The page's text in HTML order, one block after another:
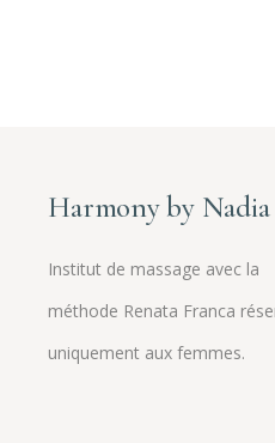
Harmony by Nadia
Institut de massage avec la
méthode Renata Franca
uniquement aux femmes.